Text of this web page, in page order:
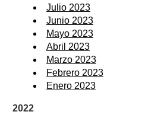
Julio 2023
Junio 2023
Mayo 2023
Abril 2023
Marzo 2023
Febrero 2023
Enero 2023
2022